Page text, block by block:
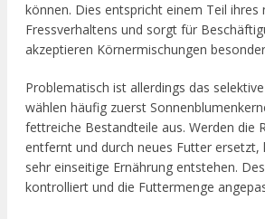
können. Dies entspricht einem Teil ihres
Fressverhaltens und sorgt für
akzeptieren Körnermischungen
Problematisch ist allerdings das
wählen häufig zuerst
fettreiche Bestandteile aus. Werden die
entfernt und durch neues Futter ersetzt,
sehr einseitige Ernährung entstehen.
kontrolliert und die Futtermenge